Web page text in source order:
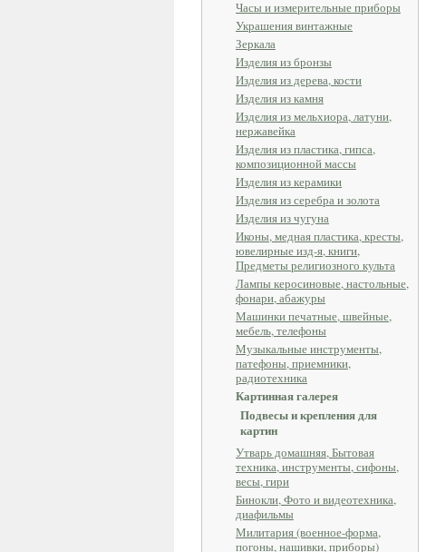
Часы и измерительные приборы
Украшения винтажные
Зеркала
Изделия из бронзы
Изделия из дерева, кости
Изделия из камня
Изделия из мельхиора, латуни,
нержавейка
Изделия из пластика, гипса,
композиционной массы
Изделия из керамики
Изделия из серебра и золота
Изделия из чугуна
Иконы, медная пластика, кресты,
ювелирные изд-я, книги,
Предметы религиозного культа
Лампы керосиновые, настольные,
фонари, абажуры
Машинки печатные, швейные,
мебель, телефоны
Музыкальные инструменты,
патефоны, приемники,
радиотехника
Картинная галерея
Подвесы и крепления для
картин
Утварь домашняя, Бытовая
техника, инструменты, сифоны,
весы, гири
Бинокли, Фото и видеотехника,
диафильмы
Милитария (военное-форма,
погоны, нашивки, приборы)